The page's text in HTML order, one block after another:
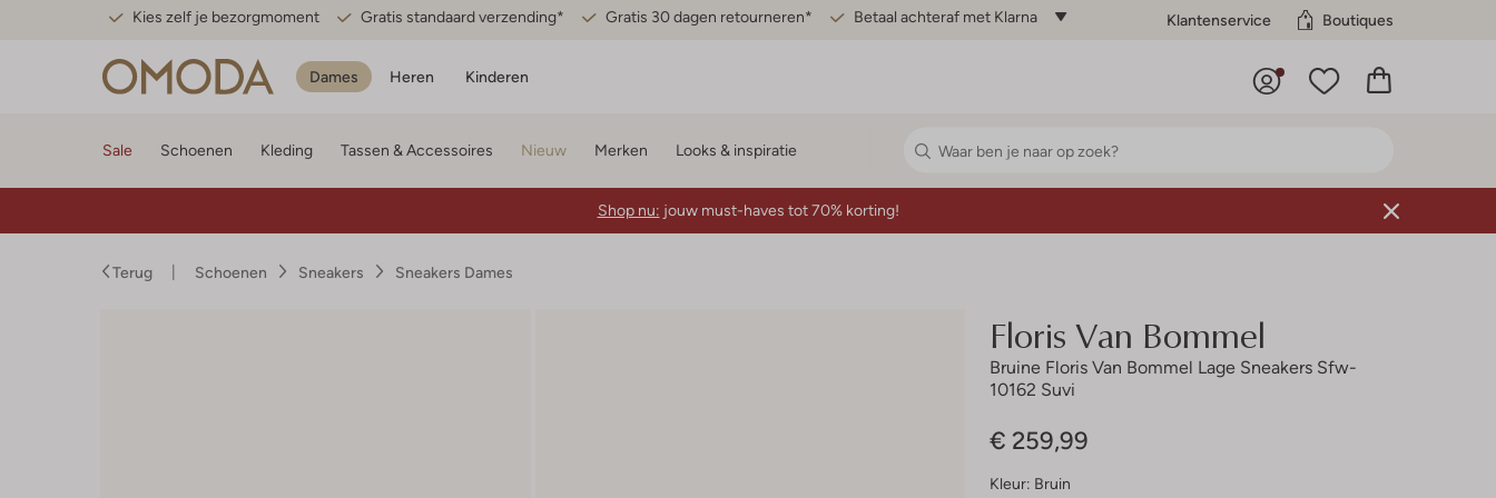
Kies zelf je bezorgmoment Gratis standaard verzending* Gratis 30 dagen retourneren* Betaal achteraf met Klarna Klantenservice Boutiques
Dames Heren Kinderen
Sale Schoenen Kleding Tassen & Accessoires Nieuw Merken Looks & inspiratie
Shop nu: jouw must-haves tot 70% korting!
Terug Schoenen Sneakers Sneakers Dames
Floris Van Bommel
Bruine Floris Van Bommel Lage Sneakers Sfw-
10162 Suvi
€ 259,99
Kleur: Bruin